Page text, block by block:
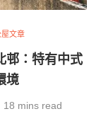
文章
邨：特有中式
境
18 mins read